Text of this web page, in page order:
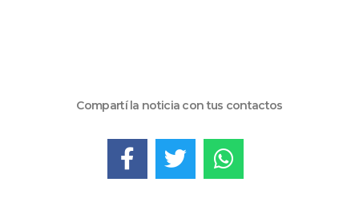
Compartí la noticia con tus contactos